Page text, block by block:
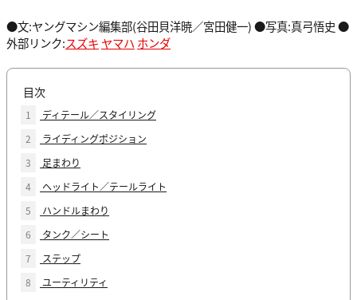
●文:ヤングマシン編集部(谷田貝洋暁／宮田健一) ●写真:真弓悟史 ●
外部リンク:スズキ ヤマハ ホンダ
目次
1
ディテール／スタイリング
2
ライディングポジション
3
足まわり
4
ヘッドライト／テールライト
5
ハンドルまわり
6
タンク／シート
7
ステップ
8
ユーティリティ